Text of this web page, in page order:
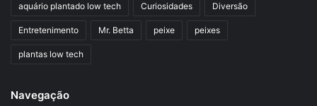
aquário plantado low tech Curiosidades Diversão
Entretenimento Mr. Betta peixe peixes
plantas low tech
Navegação